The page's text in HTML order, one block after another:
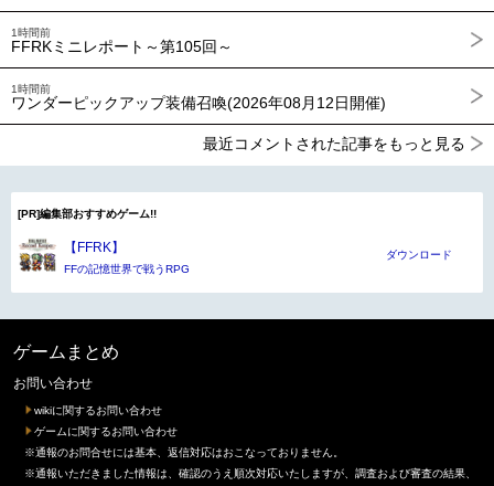
1時間前
FFRKミニレポート～第105回～
1時間前
ワンダーピックアップ装備召喚(2026年08月12日開催)
最近コメントされた記事をもっと見る
[PR]編集部おすすめゲーム!!
【FFRK】
FFの記憶世界で戦うRPG
ダウンロード
ゲームまとめ
お問い合わせ
wikiに関するお問い合わせ
ゲームに関するお問い合わせ
※通報のお問合せには基本、返信対応はおこなっておりません。
※通報いただきました情報は、確認のうえ順次対応いたしますが、調査および審査の結果、